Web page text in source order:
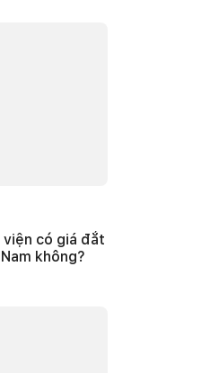
viện có giá đắt
không?